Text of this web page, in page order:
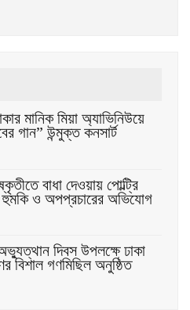
মানিক মিয়া অ্যাভিনিউয়ে
গান” উন্মুক্ত কনসার্ট
বাধা দেওয়ায় পোল্ট্রি
হুমকি ও অপপ্রচারের অভিযোগ
দিবস উপলক্ষে ঢাকা
বিশাল গণমিছিল অনুষ্ঠিত